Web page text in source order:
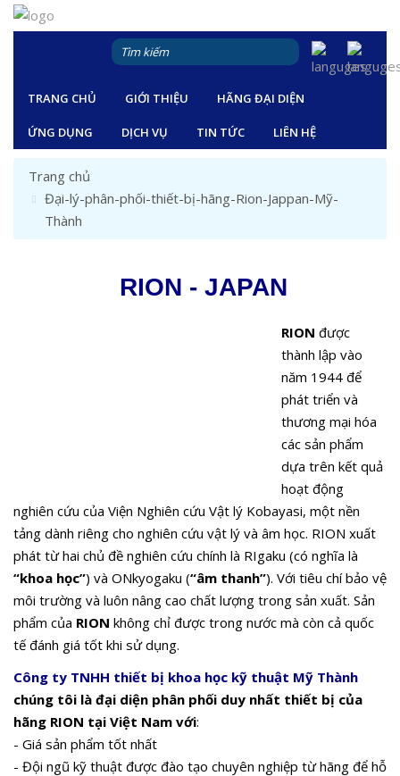
TRANG CHỦ GIỚI THIỆU HÃNG ĐẠI DIỆN
ỨNG DỤNG DỊCH VỤ TIN TỨC LIÊN HỆ
Trang chủ
Đại-lý-phân-phối-thiết-bị-hãng-Rion-Jappan-Mỹ-
Thành
RION - JAPAN
RION được
thành lập vào
năm 1944 để
phát triển và
thương mại hóa
các sản phẩm
dựa trên kết quả
hoạt động
nghiên cứu của Viện Nghiên cứu Vật lý Kobayasi, một nền
tảng dành riêng cho nghiên cứu vật lý và âm học. RION xuất
phát từ hai chủ đề nghiên cứu chính là RIgaku (có nghĩa là
“khoa học”) và ONkyogaku (“âm thanh”). Với tiêu chí bảo vệ
môi trường và luôn nâng cao chất lượng trong sản xuất. Sản
phẩm của RION không chỉ được trong nước mà còn cả quốc
tế đánh giá tốt khi sử dụng.
Công ty TNHH thiết bị khoa học kỹ thuật Mỹ Thành
chúng tôi là đại diện phân phối duy nhất thiết bị của
hãng RION tại Việt Nam với:
- Giá sản phẩm tốt nhất
- Đội ngũ kỹ thuật được đào tạo chuyên nghiệp từ hãng để hỗ